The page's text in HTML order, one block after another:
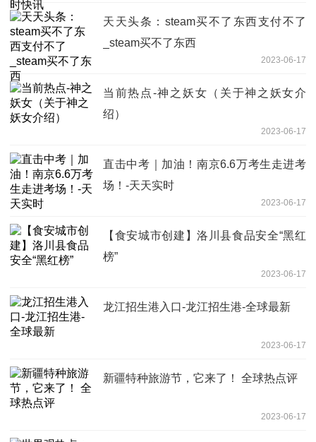
天天头条：steam买不了东西支付不了
_steam买不了东西
2023-06-17
当前热点-神之妖女（关于神之妖女介
绍）
2023-06-17
直击中考｜加油！南京6.6万考生走进考
场！-天天实时
2023-06-17
【食安城市创建】洛川县食品安全“黑红
榜”
2023-06-17
龙江招生港入口-龙江招生港-全球最新
2023-06-17
新疆特种旅游节，它来了！ 全球热点评
2023-06-17